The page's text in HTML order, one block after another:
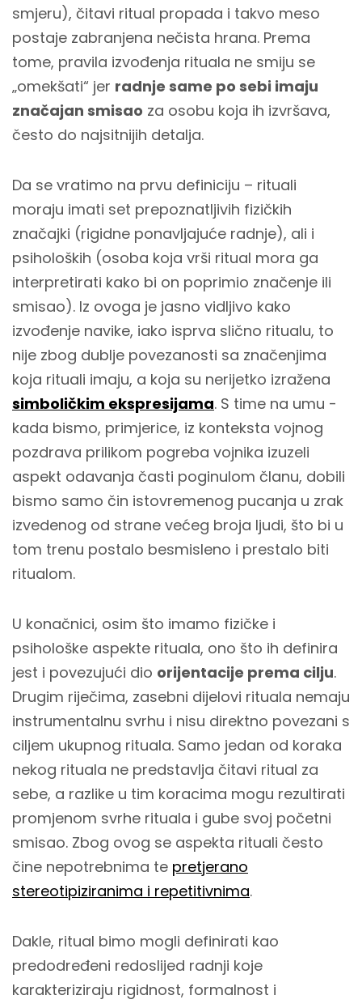
smjeru), čitavi ritual propada i takvo meso
postaje zabranjena nečista hrana. Prema
tome, pravila izvođenja rituala ne smiju se
„omekšati“ jer radnje same po sebi imaju
značajan smisao za osobu koja ih izvršava,
često do najsitnijih detalja.
Da se vratimo na prvu definiciju – rituali
moraju imati set prepoznatljivih fizičkih
značajki (rigidne ponavljajuće radnje), ali i
psiholoških (osoba koja vrši ritual mora ga
interpretirati kako bi on poprimio značenje ili
smisao). Iz ovoga je jasno vidljivo kako
izvođenje navike, iako isprva slično ritualu, to
nije zbog dublje povezanosti sa značenjima
koja rituali imaju, a koja su nerijetko izražena
simboličkim ekspresijama. S time na umu -
kada bismo, primjerice, iz konteksta vojnog
pozdrava prilikom pogreba vojnika izuzeli
aspekt odavanja časti poginulom članu, dobili
bismo samo čin istovremenog pucanja u zrak
izvedenog od strane većeg broja ljudi, što bi u
tom trenu postalo besmisleno i prestalo biti
ritualom.
U konačnici, osim što imamo fizičke i
psihološke aspekte rituala, ono što ih definira
jest i povezujući dio orijentacije prema cilju.
Drugim riječima, zasebni dijelovi rituala nemaju
instrumentalnu svrhu i nisu direktno povezani s
ciljem ukupnog rituala. Samo jedan od koraka
nekog rituala ne predstavlja čitavi ritual za
sebe, a razlike u tim koracima mogu rezultirati
promjenom svrhe rituala i gube svoj početni
smisao. Zbog ovog se aspekta rituali često
čine nepotrebnima te pretjerano
stereotipiziranima i repetitivnima.
Dakle, ritual bimo mogli definirati kao
predodređeni redoslijed radnji koje
karakteriziraju rigidnost, formalnost i